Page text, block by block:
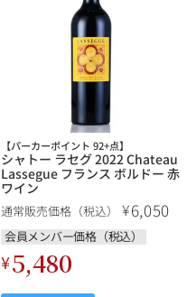
【パーカーポイント 92+点】
シャトー ラセグ 2022 Chateau
Lassegue フランス ボルドー 赤
ワイン
通常販売価格（税込） ¥6,050
会員メンバー価格（税込）
¥5,480